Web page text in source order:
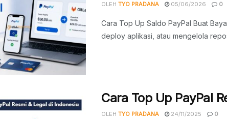
OLEH TYO PRADANA 05/06/2026 0
Cara Top Up Saldo PayPal Buat
deploy aplikasi, atau mengelola
Cara Top Up PayPal
OLEH TYO PRADANA 24/11/2025 0